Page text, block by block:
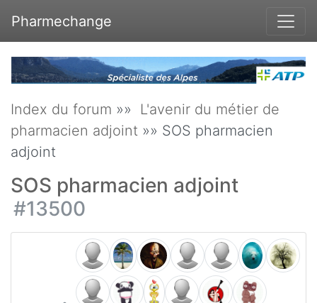
Pharmechange
Index du forum »» L'avenir du métier de
pharmacien adjoint »» SOS pharmacien
adjoint
SOS pharmacien adjoint
#13500